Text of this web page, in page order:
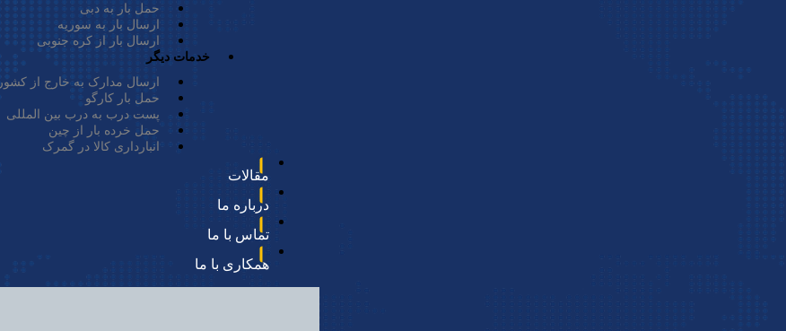
حمل بار به دبی
ارسال بار به سوریه
ارسال بار از کره جنوبی
خدمات دیگر
ارسال مدارک به خارج از کشور
حمل بار کارگو
پست درب به درب بین المللی
حمل خرده بار از چین
انبارداری کالا در گمرک
مقالات
درباره ما
تماس با ما
همکاری با ما
حمل‌ونقل بین‌المللی (هوایی، زمینی، دریایی)